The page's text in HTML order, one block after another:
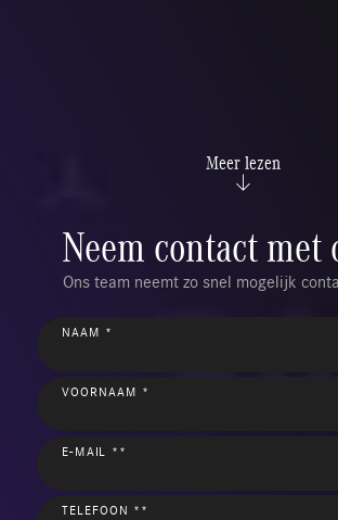
Meer lezen
Neem contact met
Ons team neemt zo snel mogelijk
NAAM *
VOORNAAM *
E-MAIL **
TELEFOON **